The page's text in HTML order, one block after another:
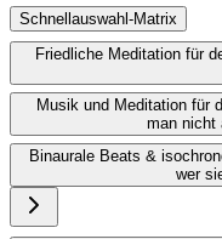
Schnellauswahl-Matrix
Friedliche Meditation für
Musik und Meditation für
man nicht
Binaurale Beats &
wer